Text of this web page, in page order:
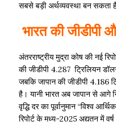
सबसे बड़ी अर्थव्यवस्था बन सकता
भारत की जीडीपी
अंतरराष्ट्रीय मुद्रा कोष की नई
की जीडीपी 4.287 ट्रिलियन
जबकि जापान की जीडीपी 4.186
है। यानी भारत अब जापान से आगे
वृद्धि दर का पूर्वानुमान “विश्व
रिपोर्ट के मध्य-2025 अद्यतन में